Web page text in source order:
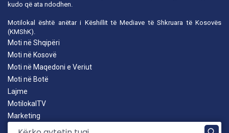
kudo që ata ndodhen.
Motilokal është anëtar i Këshillit të Mediave të Shkruara të Kosovës
(KMShK).
Moti në Shqipëri
Moti në Kosovë
Moti në Maqedoni e Veriut
Moti në Botë
Lajme
MotilokalTV
Marketing